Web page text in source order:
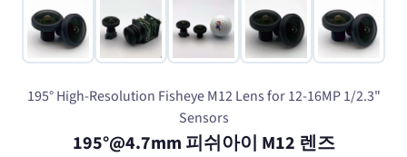
195° High-Resolution Fisheye M12 Lens for 12-16MP 1/2.3"
Sensors
195°@4.7mm 피쉬아이 M12 렌즈